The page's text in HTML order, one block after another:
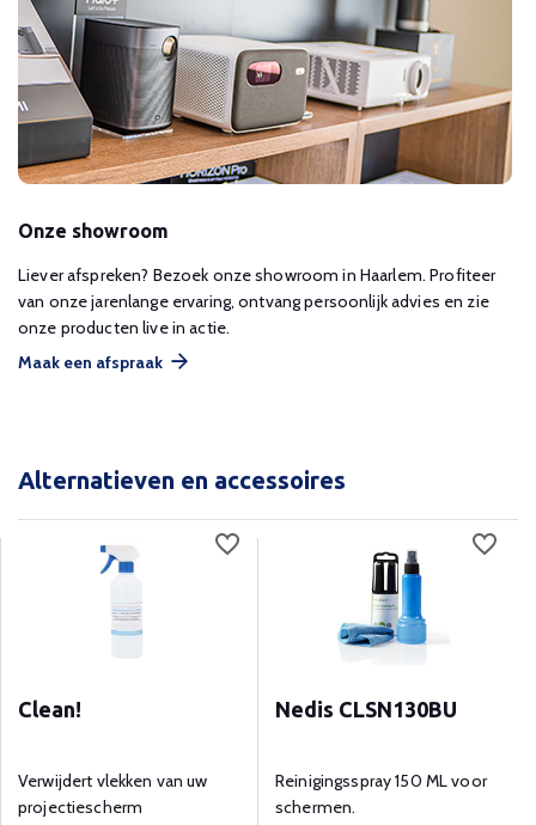
Onze showroom
Liever afspreken? Bezoek onze showroom in Haarlem. Profiteer
van onze jarenlange ervaring, ontvang persoonlijk advies en zie
onze producten live in actie.
Maak een afspraak
Alternatieven en accessoires
Clean!
Verwijdert vlekken van uw
projectiescherm
Nedis CLSN130BU
Reinigingsspray 150 ML voor
schermen.